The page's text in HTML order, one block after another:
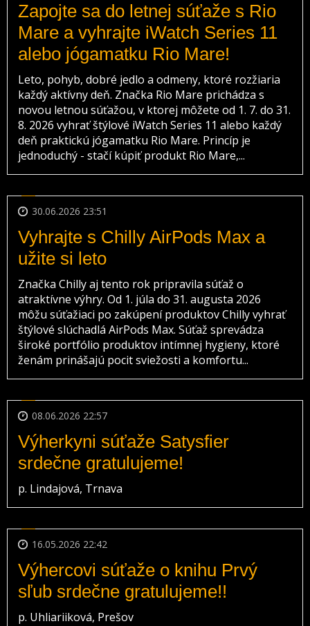
Zapojte sa do letnej súťaže s Rio
Mare a vyhrajte iWatch Series 11
alebo jógamatku Rio Mare!
Leto, pohyb, dobré jedlo a odmeny, ktoré rozžiaria
každý aktívny deň. Značka Rio Mare prichádza s
novou letnou súťažou, v ktorej môžete od 1. 7. do 31.
8. 2026 vyhrať štýlové iWatch Series 11 alebo každý
deň praktickú jógamatku Rio Mare. Princíp je
jednoduchý - stačí kúpiť produkt Rio Mare,...
30.06.2026 23:51
Vyhrajte s Chilly AirPods Max a
užite si leto
Značka Chilly aj tento rok pripravila súťaž o
atraktívne výhry. Od 1. júla do 31. augusta 2026
môžu súťažiaci po zakúpení produktov Chilly vyhrať
štýlové slúchadlá AirPods Max. Súťaž sprevádza
široké portfólio produktov intímnej hygieny, ktoré
ženám prinášajú pocit sviežosti a komfortu...
08.06.2026 22:57
Výherkyni súťaže Satysfier
srdečne gratulujeme!
p. Lindajová, Trnava
16.05.2026 22:42
Výhercovi súťaže o knihu Prvý
sľub srdečne gratulujeme!!
p. Uhliariiková, Prešov